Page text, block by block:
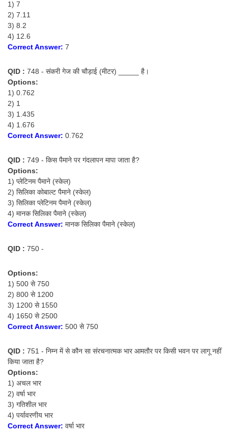
1) 7
2) 7.11
3) 8.2
4) 12.6
Correct Answer: 7
QID : 748 - संकरी गेज की चौड़ाई (मीटर) _____ है।
Options:
1) 0.762
2) 1
3) 1.435
4) 1.676
Correct Answer: 0.762
QID : 749 - किस पैमाने पर गंदलापन मापा जाता है?
Options:
1) प्लेटिनम पैमाने (स्केल)
2) सिलिका कोबाल्ट पैमाने (स्केल)
3) सिलिका प्लेटिनम पैमाने (स्केल)
4) मानक सिलिका पैमाने (स्केल)
Correct Answer: मानक सिलिका पैमाने (स्केल)
QID : 750 -
Options:
1) 500 से 750
2) 800 से 1200
3) 1200 से 1550
4) 1650 से 2500
Correct Answer: 500 से 750
QID : 751 - निम्न में से कौन सा संरचनात्मक भार आमतौर पर किसी भवन पर लागू नहीं
किया जाता है?
Options:
1) अचल भार
2) वर्षा भार
3) गतिशील भार
4) पर्यावरणीय भार
Correct Answer: वर्षा भार